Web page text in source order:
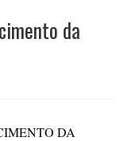
da
DA